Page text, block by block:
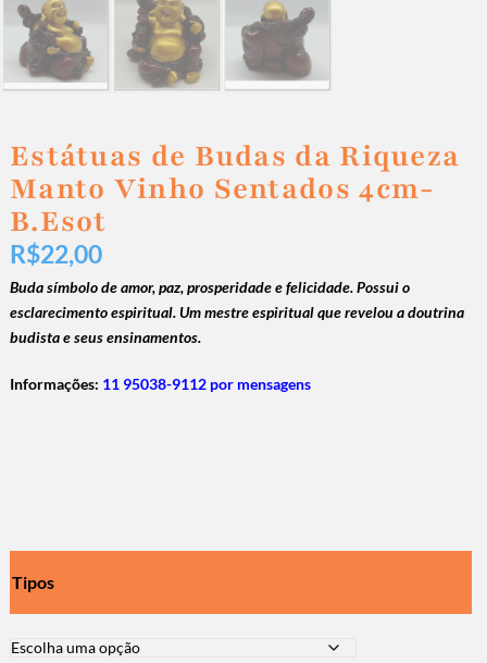
Estátuas de Budas da Riqueza
Manto Vinho Sentados 4cm-
B.Esot
R$22,00
Buda símbolo de amor, paz, prosperidade e felicidade. Possui o
esclarecimento espiritual. Um mestre espiritual que revelou a doutrina
budista e seus ensinamentos.
Informações: 11 95038-9112 por mensagens
Tipos